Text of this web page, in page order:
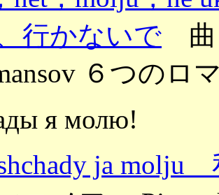
行かないで 曲
６つのロ
я молю!
ja molju